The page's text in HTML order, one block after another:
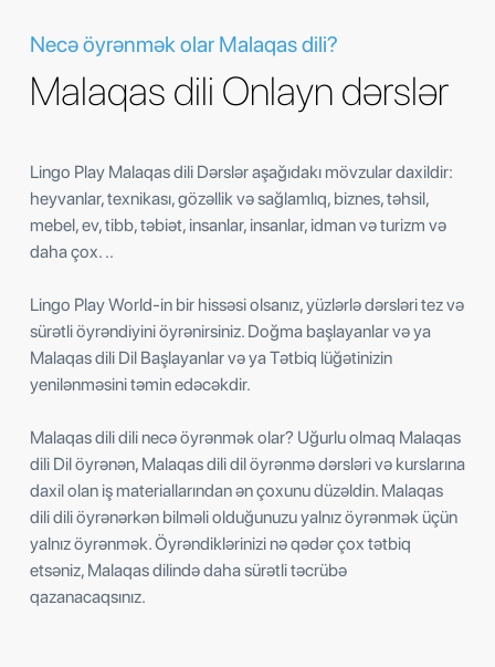
Necə öyrənmək olar Malaqas dili?
Malaqas dili Onlayn dərslər
Lingo Play Malaqas dili Dərslər aşağıdakı mövzular daxildir:
heyvanlar, texnikası, gözəllik və sağlamlıq, biznes, təhsil,
mebel, ev, tibb, təbiət, insanlar, insanlar, idman və turizm və
daha çox. ..
Lingo Play World-in bir hissəsi olsanız, yüzlərlə dərsləri tez və
sürətli öyrəndiyini öyrənirsiniz. Doğma başlayanlar və ya
Malaqas dili Dil Başlayanlar və ya Tətbiq lüğətinizin
yenilənməsini təmin edəcəkdir.
Malaqas dili dili necə öyrənmək olar? Uğurlu olmaq Malaqas
dili Dil öyrənən, Malaqas dili dil öyrənmə dərsləri və kurslarına
daxil olan iş materiallarından ən çoxunu düzəldin. Malaqas
dili dili öyrənərkən bilməli olduğunuzu yalnız öyrənmək üçün
yalnız öyrənmək. Öyrəndiklərinizi nə qədər çox tətbiq
etsəniz, Malaqas dilində daha sürətli təcrübə
qazanacaqsınız.